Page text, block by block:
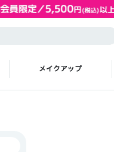
メイクアップ